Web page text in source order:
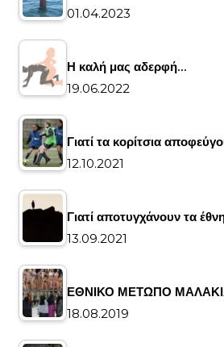
01.04.2023
Η καλή μας αδερφή…
19.06.2022
Γιατί τα κορίτσια
12.10.2021
Γιατί αποτυγχάνουν τα
13.09.2021
ΕΘΝΙΚΟ ΜΕΤΩΠΟ
18.08.2019